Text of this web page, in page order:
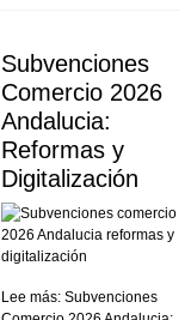
Subvenciones
Comercio 2026
Andalucia:
Reformas y
Digitalización
Lee más: Subvenciones